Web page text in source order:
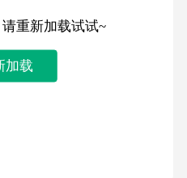
重新加载试试~
加载